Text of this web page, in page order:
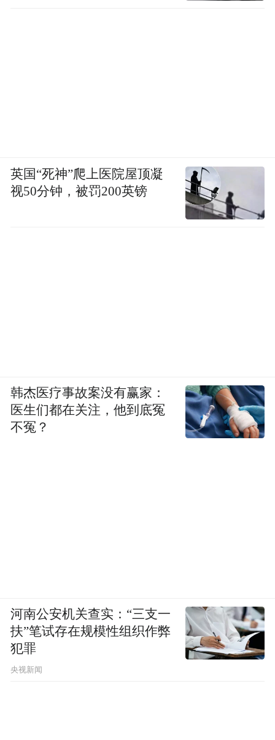
英国“死神”爬上医院屋顶凝
视50分钟，被罚200英镑
韩杰医疗事故案没有赢家：
医生们都在关注，他到底冤
不冤？
河南公安机关查实：“三支一
扶”笔试存在规模性组织作弊
犯罪
央视新闻